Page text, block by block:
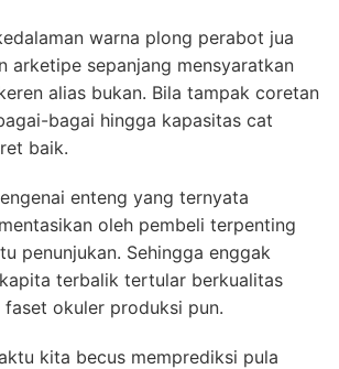
warna plong perabot jua
arketipe sepanjang mensyaratkan
alias bukan. Bila tampak coretan
bagai hingga kapasitas cat
baik.
enteng yang ternyata
oleh pembeli terpenting
penunjukan. Sehingga enggak
terbalik tertular berkualitas
faset okuler produksi pun.
kita becus memprediksi pula